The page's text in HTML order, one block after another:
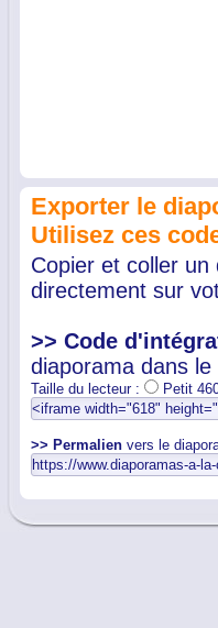
Exporter le
Utilisez ces
Copier et coller
directement sur
>> Code
diaporama dans le
Taille du lecteur : Petit
>> Permalien vers le